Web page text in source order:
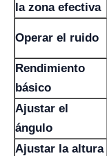
la zona efectiva
Operar el ruido
Rendimiento
básico
Ajustar el
ángulo
Ajustar la altura